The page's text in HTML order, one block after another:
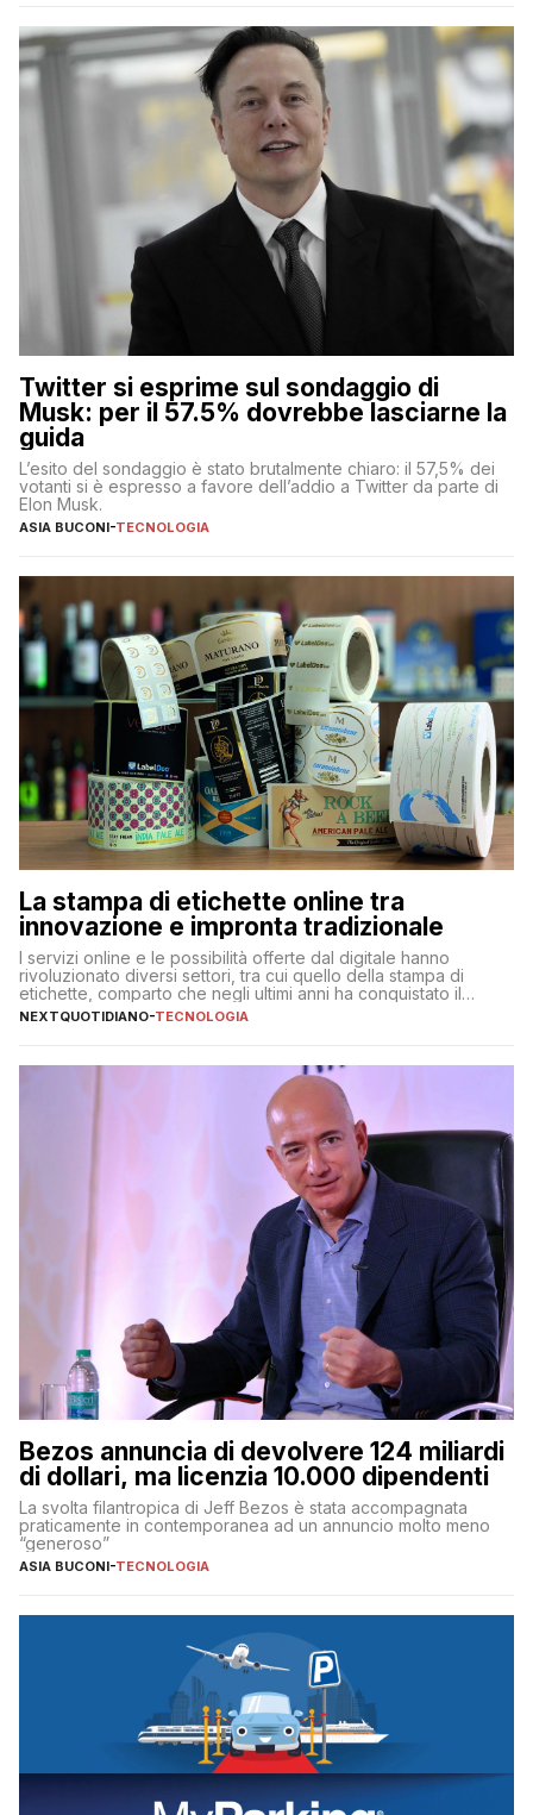
Twitter si esprime sul sondaggio di
Musk: per il 57.5% dovrebbe lasciarne la
guida
L’esito del sondaggio è stato brutalmente chiaro: il 57,5% dei
votanti si è espresso a favore dell’addio a Twitter da parte di
Elon Musk.
ASIA BUCONI-TECNOLOGIA
La stampa di etichette online tra
innovazione e impronta tradizionale
I servizi online e le possibilità offerte dal digitale hanno
rivoluzionato diversi settori, tra cui quello della stampa di
etichette, comparto che negli ultimi anni ha conquistato il
mercato quasi come un mondo a sé, indipendentemente dagli
altri prodotti stampati. Sono diverse, infatti, le aziende
proposte e […]
NEXTQUOTIDIANO-TECNOLOGIA
Bezos annuncia di devolvere 124 miliardi
di dollari, ma licenzia 10.000 dipendenti
La svolta filantropica di Jeff Bezos è stata accompagnata
praticamente in contemporanea ad un annuncio molto meno
“generoso”
ASIA BUCONI-TECNOLOGIA